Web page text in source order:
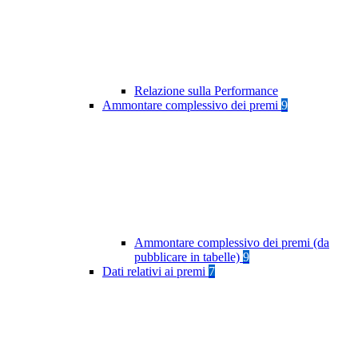
Relazione sulla Performance
Ammontare complessivo dei premi 9
Ammontare complessivo dei premi (da
pubblicare in tabelle) 9
Dati relativi ai premi 7